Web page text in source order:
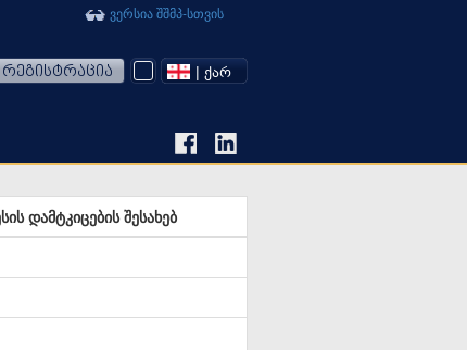
ვერსია შშმპ-სთვის
რეგისტრაცია | ᲥᲐᲠ
დამტკიცების შესახებ